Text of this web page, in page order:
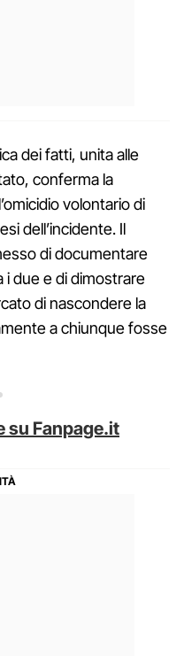
dei fatti, unita alle
conferma la
volontario di
dell’incidente. Il
di documentare
due e di dimostrare
di nascondere la
a chiunque fosse
su Fanpage.it